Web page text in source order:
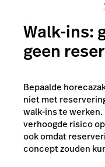
Walk-ins:
geen
Bepaalde
niet met
walk-ins te
verhoogde risico
ook omdat
concept zouden